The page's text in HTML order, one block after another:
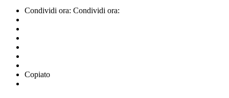
Condividi ora: Condividi ora:
Copiato